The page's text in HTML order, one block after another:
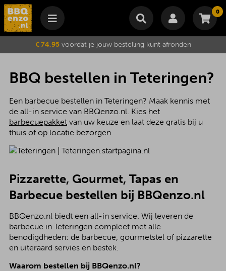
0
Winkelmand
Je winkelwagen is momenteel leeg.
Subtotaal €
Wijzig winkelmand Bestellen
€ 74,95voordat je jouw bestelling kunt afronden
BBQ bestellen in Teteringen?
Een barbecue bestellen in Teteringen? Maak kennis met
de all-in service van BBQenzo.nl. Kies het
barbecuepakketvan uw keuze en laat deze gratis bij u
thuis of op locatie bezorgen.
Pizzarette, Gourmet, Tapas en
Barbecue bestellen bij BBQenzo.nl
BBQenzo.nl biedt een all-in service. Wij leveren de
barbecue in Teteringen compleet met alle
benodigdheden: de barbecue, gourmetstel of pizzarette
en uiteraard servies en bestek.
Waarom bestellen bij BBQenzo.nl?